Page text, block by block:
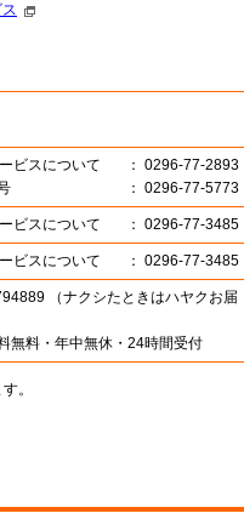
ビスについて
： 0296-77-2893
： 0296-77-5773
ビスについて ： 0296-77-3485
ビスについて ： 0296-77-3485
（ナクシたときはハヤクお届
無料・年中無休・24時間受付
。